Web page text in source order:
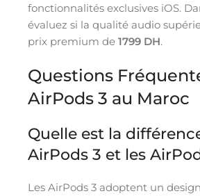
fonctionnalités exclusives iOS.
évaluez si la qualité audio
prix premium de 1799 DH.
Questions
AirPods 3 au Maroc
Quelle est la
AirPods 3 et les
Les AirPods 3 adoptent un